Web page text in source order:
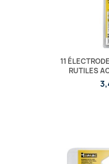
11
RUTILES